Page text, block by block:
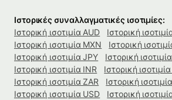
Ιστορικές συναλλαγματικές ισοτιμίες:
Ιστορική ισοτιμία AUD
Ιστορική
Ιστορική ισοτιμία MXN
Ιστορική
Ιστορική ισοτιμία JPY
Ιστορική
Ιστορική ισοτιμία INR
Ιστορική
Ιστορική ισοτιμία ZAR
Ιστορική
Ιστορική ισοτιμία USD
Ιστορική